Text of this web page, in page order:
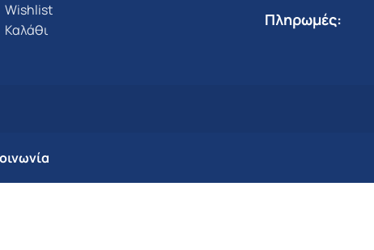
Wishlist
Καλάθι
Πληρωμές: